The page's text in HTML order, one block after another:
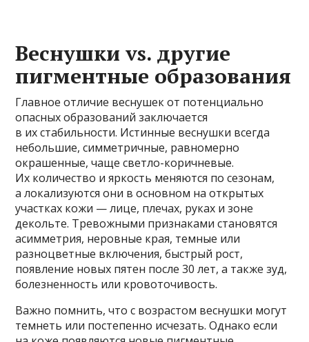
Веснушки vs. другие
пигментные образования
Главное отличие веснушек от потенциально
опасных образований заключается
в их стабильности. Истинные веснушки всегда
небольшие, симметричные, равномерно
окрашенные, чаще светло-коричневые.
Их количество и яркость меняются по сезонам,
а локализуются они в основном на открытых
участках кожи — лице, плечах, руках и зоне
декольте. Тревожными признаками становятся
асимметрия, неровные края, темные или
разноцветные включения, быстрый рост,
появление новых пятен после 30 лет, а также зуд,
болезненность или кровоточивость.
Важно помнить, что с возрастом веснушки могут
темнеть или постепенно исчезать. Однако если